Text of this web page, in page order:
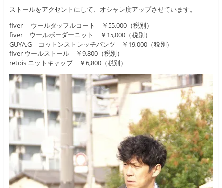
ストールをアクセントにして、オシャレ度アップさせています。
fiver ウールダッフルコート ￥55,000（税別）
fiver ウールボーダーニット ￥15,000（税別）
GUYA.G コットンストレッチパンツ ￥19,000（税別）
fiver ウールストール ￥9,800（税別）
retois ニットキャップ ￥6,800（税別）